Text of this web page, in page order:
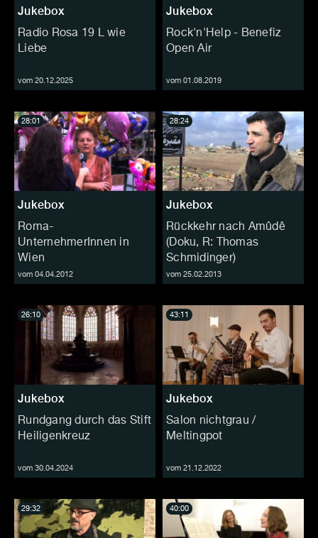
Jukebox
Radio Rosa 19 L wie
Liebe
vom 20.12.2025
Jukebox
Rock'n'Help - Benefiz
Open Air
vom 01.08.2019
Jukebox
Roma-
UnternehmerInnen in
Wien
vom 04.04.2012
28:01
Jukebox
Rückkehr nach Amûdê
(Doku, R: Thomas
Schmidinger)
vom 25.02.2013
28:24
Jukebox
Rundgang durch das Stift
Heiligenkreuz
vom 30.04.2024
26:10
Jukebox
Salon nichtgrau /
Meltingpot
vom 21.12.2022
43:11
29:32 40:00